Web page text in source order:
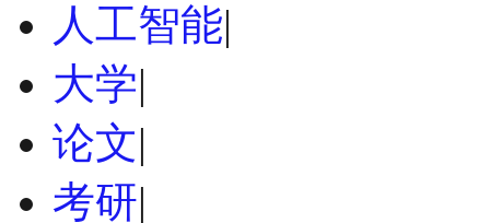
人工智能|
大学|
论文|
考研|